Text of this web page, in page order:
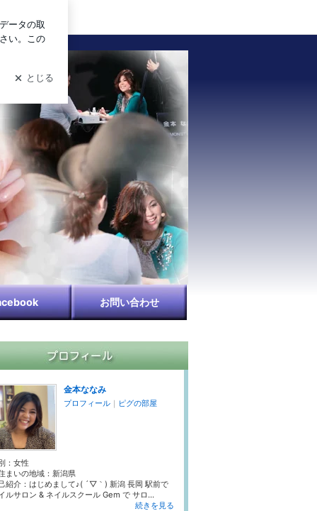
イン
金本ななみ
プロフィール ｜ ピグの部屋
： 女性
まいの地域： 新潟県
紹介：はじめまして♪( ´▽｀) 新潟 長岡 駅前で
ルサロン & ネイルスクール Gem で サロ...
続きを見る
お問い合わせ